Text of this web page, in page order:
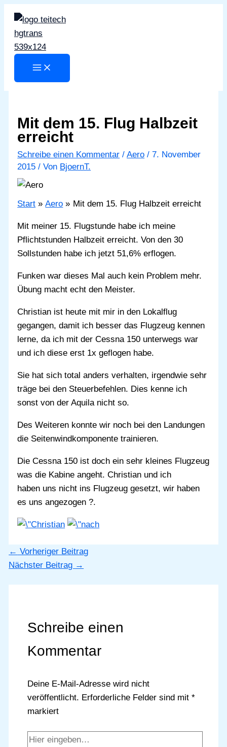
Zum
Inhalt
springen
Mit dem 15. Flug Halbzeit
erreicht
Schreibe einen Kommentar /Aero /7. November
2015/ Von BjoernT.
Start Aero Mit dem 15. Flug Halbzeit erreicht
Mit meiner 15. Flugstunde habe ich meine
Pflichtstunden Halbzeit erreicht. Von den 30
Sollstunden habe ich jetzt 51,6% erflogen.
Funken war dieses Mal auch kein Problem mehr.
Übung macht echt den Meister.
Christian ist heute mit mir in den Lokalflug
gegangen, damit ich besser das Flugzeug kennen
lerne, da ich mit der Cessna 150 unterwegs war
und ich diese erst 1x geflogen habe.
Sie hat sich total anders verhalten, irgendwie sehr
träge bei den Steuerbefehlen. Dies kenne ich
sonst von der Aquila nicht so.
Des Weiteren konnte wir noch bei den Landungen
die Seitenwindkomponente trainieren.
Die Cessna 150 ist doch ein sehr kleines Flugzeug
was die Kabine angeht. Christian und ich
haben uns nicht ins Flugzeug gesetzt, wir haben
es uns angezogen ?.
← Vorheriger Beitrag
Nächster Beitrag →
Schreibe einen
Kommentar
Deine E-Mail-Adresse wird nicht
veröffentlicht. Erforderliche Felder sind mit *
markiert
Hier